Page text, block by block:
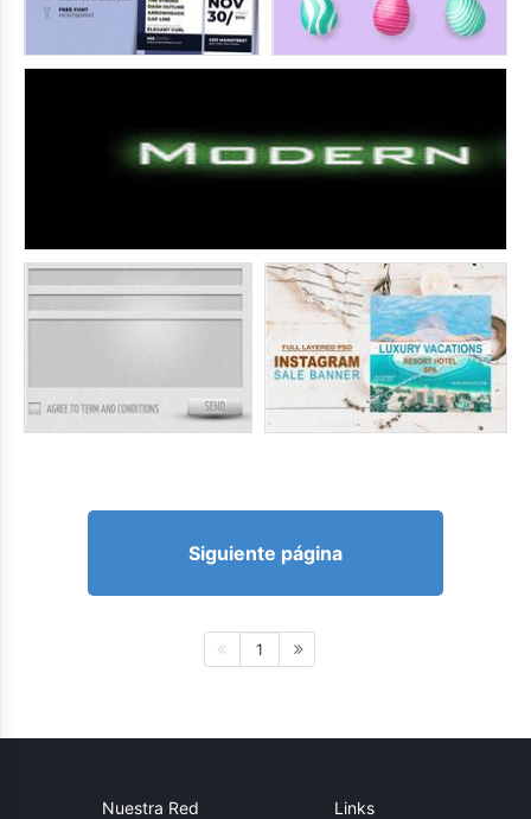
Siguiente página
1
Nuestra Red Links